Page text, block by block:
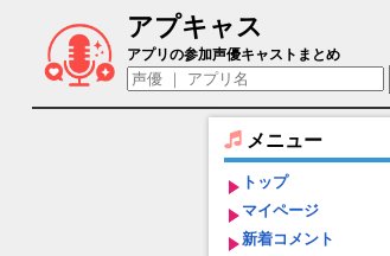
アプキャス
斎樹 巡（声優：堀江瞬)【
アプリの参加声優キャストまとめ
メニュー
トップ
マイページ
新着コメント